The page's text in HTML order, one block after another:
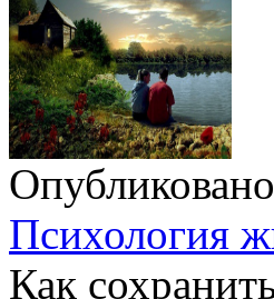
Психология
Как